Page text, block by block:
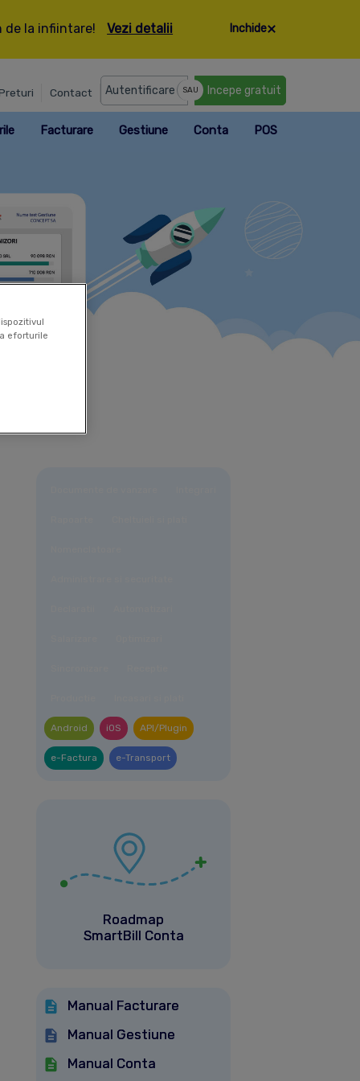
de la infiintare! Vezi detalii Inchide
Contact Autentificare SAU Incepe gratuit
POS
Conta
Gestiune
Facturare
Android iOS API/Plugin
e-Factura e-Transport
Roadmap
SmartBill Conta
Manual Facturare
Manual Gestiune
Manual Conta
eforturile